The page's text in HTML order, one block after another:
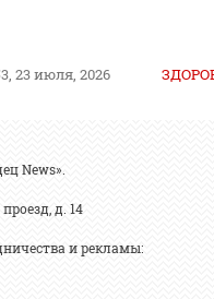
23 июля, 2026
News».
д. 14
и рекламы: